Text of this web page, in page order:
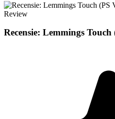
Review
Recensie: Lemmings Touch